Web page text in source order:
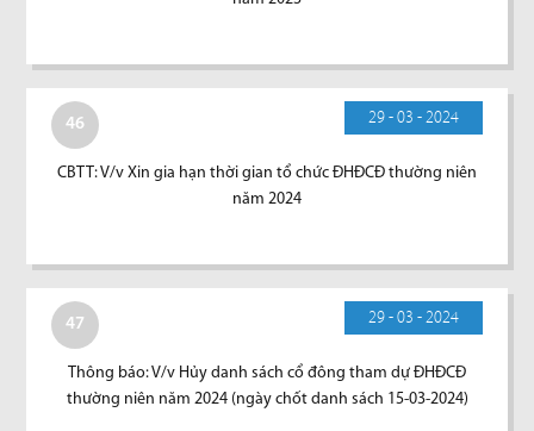
46 29 - 03 - 2024
CBTT: V/v Xin gia hạn thời gian tổ chức ĐHĐCĐ thường niên
năm 2024
47 29 - 03 - 2024
Thông báo: V/v Hủy danh sách cổ đông tham dự ĐHĐCĐ
thường niên năm 2024 (ngày chốt danh sách 15-03-2024)